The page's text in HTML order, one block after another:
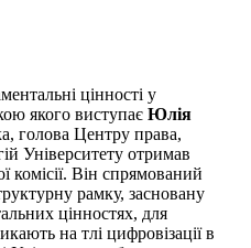
цінності у
якого виступає Юлія
голова Центру права,
Університету отримав
комісії. Він спрямований
рамку, засновану
цінностях, для
на тлі цифровізації в